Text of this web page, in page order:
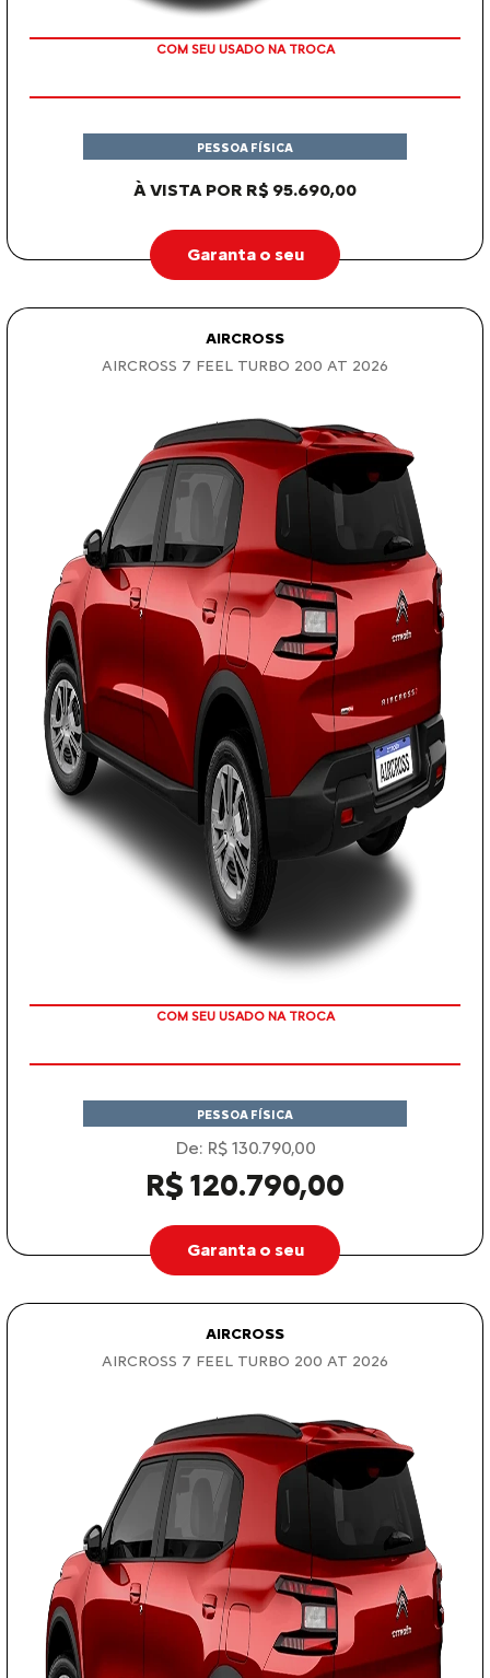
OU TAXA 0%
À VISTA POR R$ 95.690,00
PESSOA FÍSICA
Garanta o seu
AIRCROSS
AIRCROSS 7 FEEL TURBO 200 AT 2026
TAXA ZERO
PESSOA FÍSICA
De: R$ 130.790,00
R$ 120.790,00
Garanta o seu
AIRCROSS
AIRCROSS 7 FEEL TURBO 200 AT 2026